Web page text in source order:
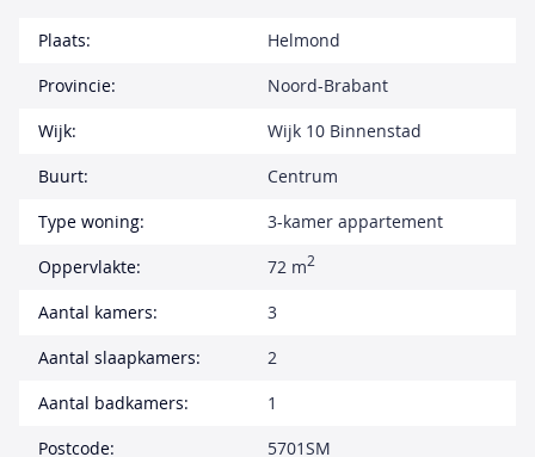
Plaats:
Helmond
Provincie:
Noord-Brabant
Wijk:
Wijk 10 Binnenstad
Buurt:
Centrum
Type woning:
3-kamer appartement
Oppervlakte:
72 m2
Aantal kamers:
3
Aantal slaapkamers:
2
Aantal badkamers:
1
Postcode:
5701SM